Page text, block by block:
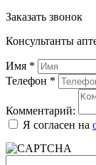
Заказать звонок
Консультанты
Имя *
Телефон *
Комментарий:
Я согласен на